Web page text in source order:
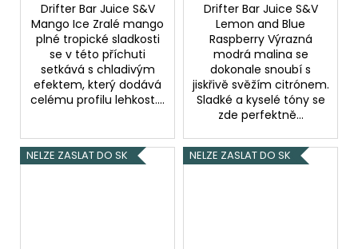
Drifter Bar Juice S&V
Mango Ice Zralé mango
plné tropické sladkosti
se v této příchuti
setkává s chladivým
efektem, který dodává
celému profilu lehkost....
Drifter Bar Juice S&V
Lemon and Blue
Raspberry Výrazná
modrá malina se
dokonale snoubí s
jiskřivě svěžím citrónem.
Sladké a kyselé tóny se
zde perfektně...
NELZE ZASLAT DO SK NELZE ZASLAT DO SK